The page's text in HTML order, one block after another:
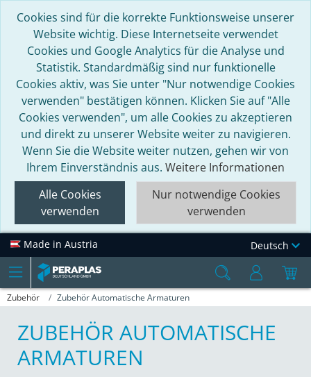
Cookies sind für die korrekte Funktionsweise unserer
Website wichtig. Diese Internetseite verwendet
Cookies und Google Analytics für die Analyse und
Statistik. Standardmäßig sind nur funktionelle
Cookies aktiv, was Sie unter "Nur notwendige Cookies
verwenden" bestätigen können. Klicken Sie auf "Alle
Cookies verwenden", um alle Cookies zu akzeptieren
und direkt zu unserer Website weiter zu navigieren.
Wenn Sie die Website weiter nutzen, gehen wir von
Ihrem Einverständnis aus. Weitere Informationen
Alle Cookies
verwenden
Nur notwendige Cookies
verwenden
Made in Austria Deutsch
Zubehör Zubehör Automatische Armaturen
ZUBEHÖR AUTOMATISCHE
ARMATUREN